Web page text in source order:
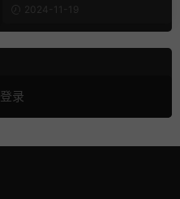
2024-11-19
登录